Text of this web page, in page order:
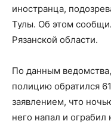
иностранца,
Тулы. Об этом
Рязанской области.
По данным
полицию обратился
заявлением, что
него напал и ограбил